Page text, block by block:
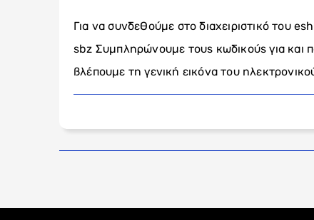
Για να συνδεθούμε στο διαχειριστικό
sbz Συμπληρώνουμε τους κωδικούς για και
βλέπουμε τη γενική εικόνα του